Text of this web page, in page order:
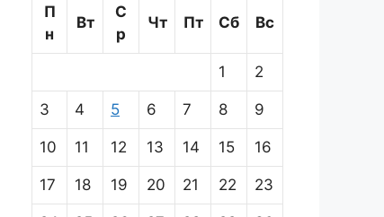
П
н
Вт
С
р
Чт Пт Сб Вс
1 2
3 4 5 6 7 8 9
10 11 12 13 14 15 16
17 18 19 20 21 22 23